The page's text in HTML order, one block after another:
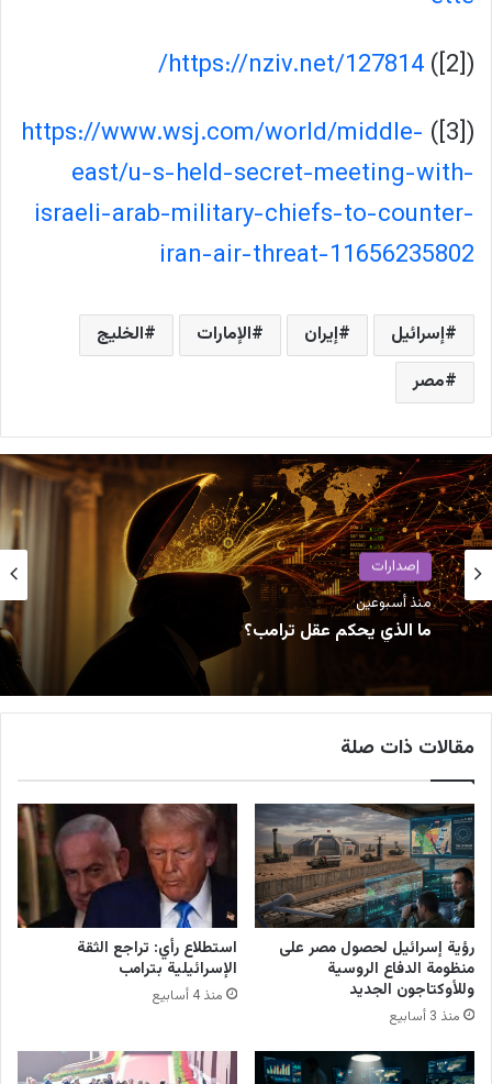
([2])
https://nziv.net/127814/
([3])
https://www.wsj.com/world/middle-
east/u-s-held-secret-meeting-with-
israeli-arab-military-chiefs-to-counter-
iran-air-threat-11656235802
إسرائيل إيران الإمارات
الخليج
مصر
إصدارات
منذ أسبوعين
ما الذي يحكم عقل ترامب؟
مقالات ذات صلة
رؤية إسرائيل لحصول مصر على
منظومة الدفاع الروسية
وللأوكتاجون الجديد
منذ 3 أسابيع
استطلاع رأي: تراجع الثقة
الإسرائيلية بترامب
منذ 4 أسابيع